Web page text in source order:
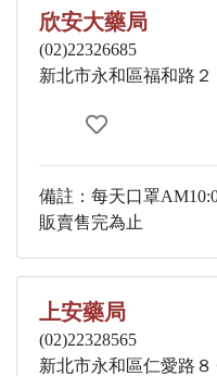
欣安大藥局
(02)22326685
新北市永和區福和路
備註：每天口罩
販賣售完為止
上安藥局
(02)22328565
新北市永和區仁愛路